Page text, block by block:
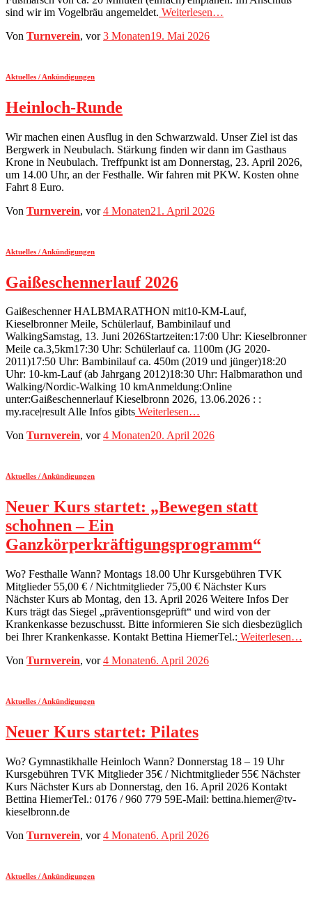
sind wir im Vogelbräu angemeldet. Weiterlesen…
Von Turnverein, vor3 Monaten19. Mai 2026
Aktuelles / Ankündigungen
Heinloch-Runde
Wir machen einen Ausflug in den Schwarzwald. Unser Ziel ist das
Bergwerk in Neubulach. Stärkung finden wir dann im Gasthaus
Krone in Neubulach. Treffpunkt ist am Donnerstag, 23. April 2026,
um 14.00 Uhr, an der Festhalle. Wir fahren mit PKW. Kosten ohne
Fahrt 8 Euro.
Von Turnverein, vor4 Monaten21. April 2026
Aktuelles / Ankündigungen
Gaißeschennerlauf 2026
Gaißeschenner HALBMARATHON mit10-KM-Lauf,
Kieselbronner Meile, Schülerlauf, Bambinilauf und
WalkingSamstag, 13. Juni 2026Startzeiten:17:00 Uhr: Kieselbronner
Meile ca.3,5km17:30 Uhr: Schülerlauf ca. 1100m (JG 2020-
2011)17:50 Uhr: Bambinilauf ca. 450m (2019 und jünger)18:20
Uhr: 10-km-Lauf (ab Jahrgang 2012)18:30 Uhr: Halbmarathon und
Walking/Nordic-Walking 10 kmAnmeldung:Online
unter:Gaißeschennerlauf Kieselbronn 2026, 13.06.2026 : :
my.race|result Alle Infos gibts Weiterlesen…
Von Turnverein, vor4 Monaten20. April 2026
Aktuelles / Ankündigungen
Neuer Kurs startet: „Bewegen statt
schohnen – Ein
Ganzkörperkräftigungsprogramm“
Wo? Festhalle Wann? Montags 18.00 Uhr Kursgebühren TVK
Mitglieder 55,00 € / Nichtmitglieder 75,00 € Nächster Kurs
Nächster Kurs ab Montag, den 13. April 2026 Weitere Infos Der
Kurs trägt das Siegel „präventionsgeprüft“ und wird von der
Krankenkasse bezuschusst. Bitte informieren Sie sich diesbezüglich
bei Ihrer Krankenkasse. Kontakt Bettina HiemerTel.: Weiterlesen…
Von Turnverein, vor4 Monaten6. April 2026
Aktuelles / Ankündigungen
Neuer Kurs startet: Pilates
Wo? Gymnastikhalle Heinloch Wann? Donnerstag 18 – 19 Uhr
Kursgebühren TVK Mitglieder 35€ / Nichtmitglieder 55€ Nächster
Kurs Nächster Kurs ab Donnerstag, den 16. April 2026 Kontakt
Bettina HiemerTel.: 0176 / 960 779 59E-Mail: bettina.hiemer@tv-
kieselbronn.de
Von Turnverein, vor4 Monaten6. April 2026
Aktuelles / Ankündigungen